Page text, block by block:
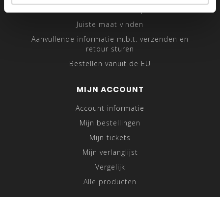
Juiste maat vinden
Aanvullende informatie m.b.t. verzenden en
retour sturen
Bestellen vanuit de EU
MIJN ACCOUNT
Account informatie
Mijn bestellingen
Mijn tickets
Mijn verlanglijst
Vergelijk
Alle producten